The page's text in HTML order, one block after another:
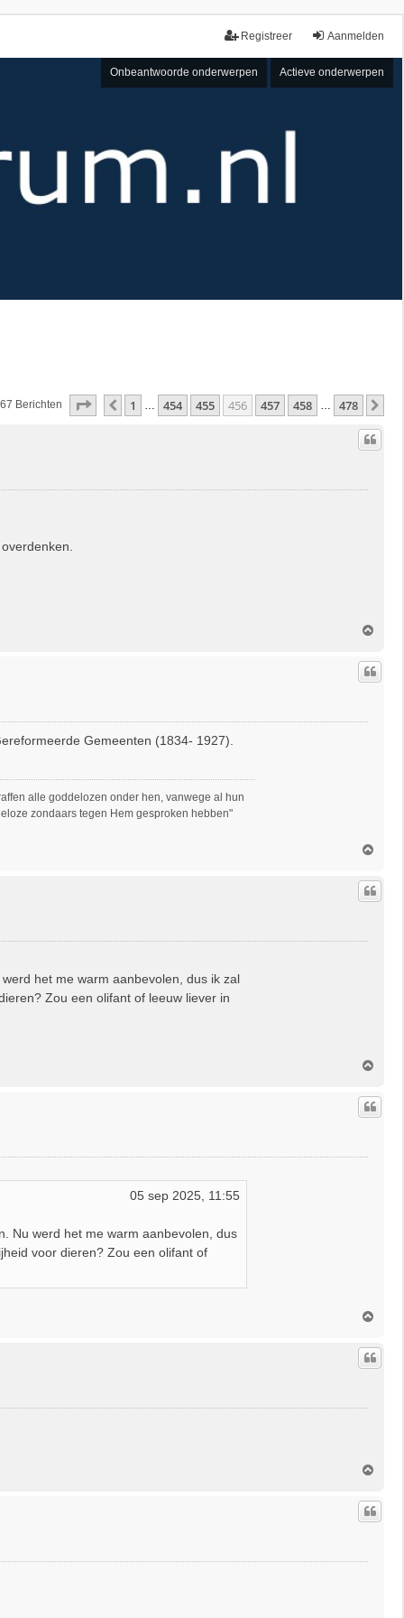
Aanmelden
Registreer
Onbeantwoorde onderwerpen Actieve onderwerpen
Berichten Pagina456Van478
Vorige
1 … 454 455 456 457 458 … 478
h
o
Gemeenten (1834- 1927).
alle goddelozen onder hen, vanwege al hun
zondaars tegen Hem gesproken hebben"
h
o
het me warm aanbevolen, dus ik zal
Zou een olifant of leeuw liever in
h
o
05 sep 2025, 11:55
Nu werd het me warm aanbevolen, dus
voor dieren? Zou een olifant of
h
o
h
o